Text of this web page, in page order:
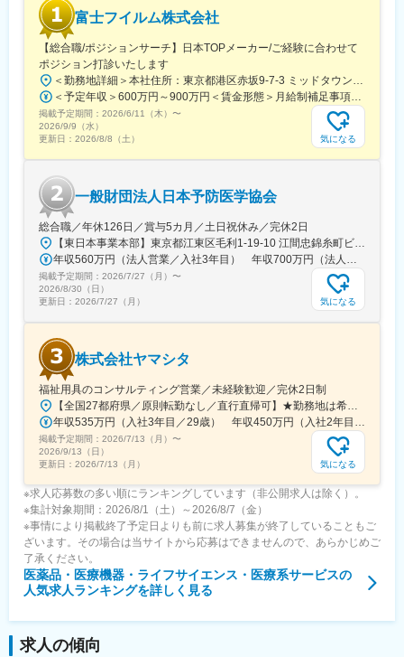
■世界100か国以上に展開・進化し続ける世界最大級CRO：
世界最大のCROと医療データカンパニーの経営統合により、
IQVIAは世界中のどんな会社にも真似できない治験の「質」と「ス
ピード」を両立する仕組みを持った企業へ進化しました。薬剤流
通データと治験データの分析により、海外では治験完了までに期
間が数か月も短縮に成功した例もあります。新しい治療法を待っ
ている患者様のために、これからもIQVIAは創造的な仕事に挑戦し
ていきます。
「効率的で生産性の高い業務を実施できる場所で勤務する」とい
う考え方で、より柔軟な働き方を導入しています。
フレックスタイム制：コアタイムを設けないフレックスタイム制
を採用しています。
変更の範囲：会社の定める業務
富士フイルム株式会社
【総合職/ポジションサーチ】日本TOPメーカー/ご経験に合わせて
ポジション打診いたします
＜勤務地詳細＞本社住所：東京都港区赤坂9-7-3 ミッドタウン・ウェスト勤務地最寄駅：東京メトロ日比谷線／都営大江戸線／六本木駅受動喫煙対策：敷地内全面禁煙
＜予定年収＞600万円～900万円＜賃金形態＞月給制補足事項なし＜賃金内訳＞月額（基本給）：300,000円～500,000円＜月給＞300,000円～500,000円＜昇給有無＞有＜残業手当＞有賃金はあくまでも目安の金額であり、選考を通じて上下する可能性があります。月給(月額)は固定手当を含めた表記です。
掲載予定期間： 2026/6/11（木） 〜
2026/9/9（水）
更新日： 2026/8/8（土） 気になる
一般財団法人日本予防医学協会
総合職／年休126日／賞与5カ月／土日祝休み／完休2日
【東日本事業本部】東京都江東区毛利1-19-10 江間忠錦糸町ビル※訪問先からの直行直帰が可能です！＜アクセス＞・JR総武線（快速・各駅停車）／東京メトロ半蔵門線 錦糸町駅より徒歩5分・東京メトロ半蔵門線／都営新宿線 住吉駅より徒歩5分※受動喫煙対策:屋内全面禁煙
年収560万円（法人営業／入社3年目） 年収700万円（法人営業・チームリーダー／入社5年目）
掲載予定期間： 2026/7/27（月） 〜
2026/8/30（日）
更新日： 2026/7/27（月） 気になる
株式会社ヤマシタ
福祉用具のコンサルティング営業／未経験歓迎／完休2日制
【全国27都府県／原則転勤なし／直行直帰可】★勤務地は希望を考慮★拠点により車通勤OK※充足状況により、ご希望の勤務地での募集が終了している場合があります。※転居を伴う転勤の有無は、半年ごとに希望を伺い、選択いただけます。■東北■・宮城県（仙台市）■関東■・東京都（東京23区など）・神奈川県（横浜市など）・埼玉県（さいたま市など）・千葉県（千葉市など）・茨城県（水戸市）・栃木県（宇都宮市／足利市）・群馬県（前橋市）■東海■・愛知県（名古屋市／豊田市／豊橋市／小牧市）・静岡県（静岡市／浜松市／沼津市／焼津市／富士市）・岐阜県（岐阜市）・三重県（四日市市）■信越・北陸■・長野県（長野市）・山梨県（甲府市）・石川県（金沢市）・富山県（富山市）・福井県（福井市）■関西■・大阪府・兵庫県（神戸市／尼崎市／姫路市）・京都府（京都市）・奈良県（奈良市／天理市）・滋賀県（大津市／彦根市）・和歌山県（和歌山市／田辺市）■中国■・広島県（広島市）・岡山県（岡山市）■四国■・香川県（高松市）■九州■・福岡県（福岡市）
年収535万円（入社3年目／29歳） 年収450万円（入社2年目／26歳）
掲載予定期間： 2026/7/13（月） 〜
2026/9/13（日）
更新日： 2026/7/13（月） 気になる
※求人応募数の多い順にランキングしています（非公開求人は除く）。
※集計対象期間：2026/8/1（土）～2026/8/7（金）
※事情により掲載終了予定日よりも前に求人募集が終了していることもご
ざいます。その場合は当サイトから応募はできませんので、あらかじめご
了承ください。
医薬品・医療機器・ライフサイエンス・医療系サービスの
人気求人ランキングを詳しく見る
求人の傾向